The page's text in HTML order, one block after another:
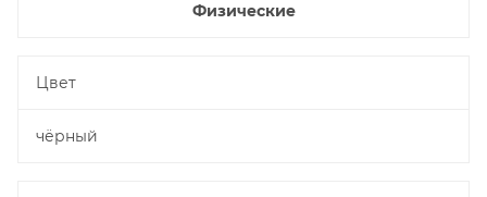
Физические
Цвет
чёрный